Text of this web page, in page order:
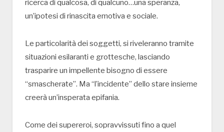
ricerca di qualcosa, di qualcuno…una speranza,
un’ipotesi di rinascita emotiva e sociale.
Le particolarità dei soggetti, si riveleranno tramite
situazioni esilaranti e grottesche, lasciando
trasparire un impellente bisogno di essere
“smascherate”. Ma “l’incidente” dello stare insieme
creerà un’insperata epifania.
Come dei supereroi, sopravvissuti fino a quel